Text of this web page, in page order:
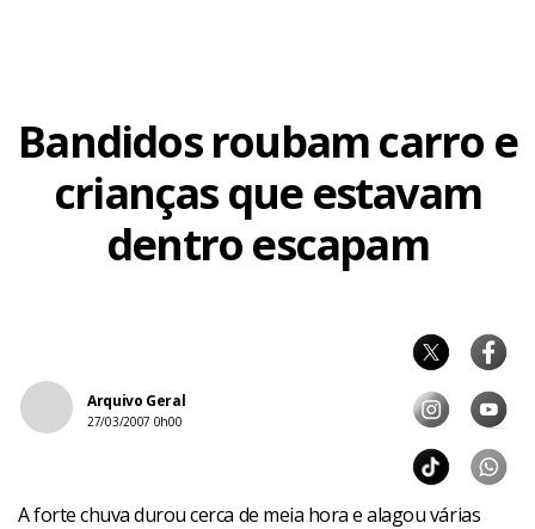
Bandidos roubam carro e
crianças que estavam
dentro escapam
Arquivo Geral
27/03/2007 0h00
A forte chuva durou cerca de meia hora e alagou várias